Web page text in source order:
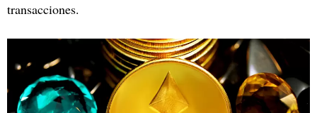
transacciones.